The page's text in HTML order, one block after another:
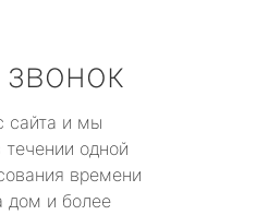
сайта и мы
одной
времени
дом и более